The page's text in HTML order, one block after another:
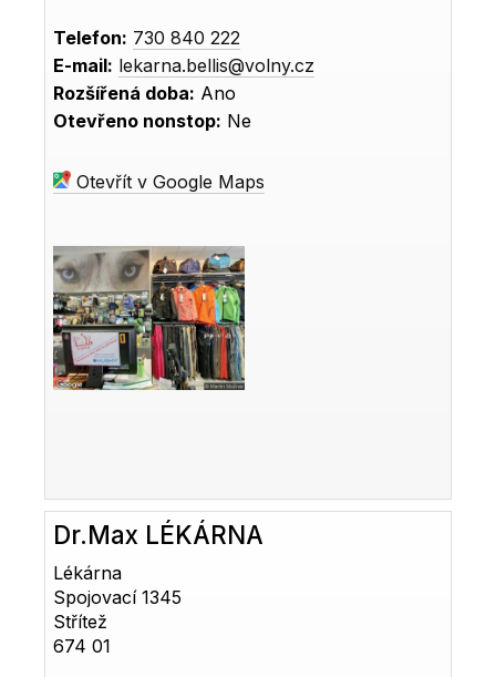
Telefon: 730 840 222
E-mail: lekarna.bellis@volny.cz
Rozšířená doba: Ano
Otevřeno nonstop: Ne
Otevřít v Google Maps
Dr.Max LÉKÁRNA
Lékárna
Spojovací 1345
Střítež
674 01